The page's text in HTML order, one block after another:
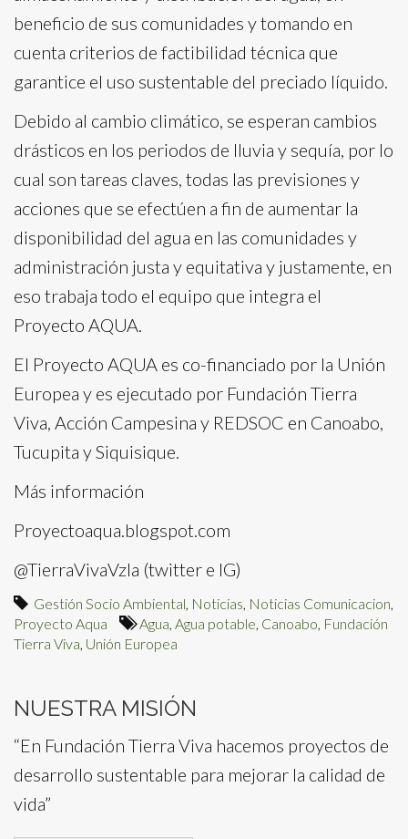
beneficio de sus comunidades y tomando en
cuenta criterios de factibilidad técnica que
garantice el uso sustentable del preciado líquido.
Debido al cambio climático, se esperan cambios
drásticos en los periodos de lluvia y sequía, por lo
cual son tareas claves, todas las previsiones y
acciones que se efectúen a fin de aumentar la
disponibilidad del agua en las comunidades y
administración justa y equitativa y justamente, en
eso trabaja todo el equipo que integra el
Proyecto AQUA.
El Proyecto AQUA es co-financiado por la Unión
Europea y es ejecutado por Fundación Tierra
Viva, Acción Campesina y REDSOC en Canoabo,
Tucupita y Siquisique.
Más información
Proyectoaqua.blogspot.com
@TierraVivaVzla (twitter e IG)
Gestión Socio Ambiental Noticias Noticias Comunicacion
Proyecto Aqua
Agua Agua potable Canoabo Fundación
Tierra Viva Unión Europea
NUESTRA MISIÓN
“En Fundación Tierra Viva hacemos proyectos de
desarrollo sustentable para mejorar la calidad de
vida”